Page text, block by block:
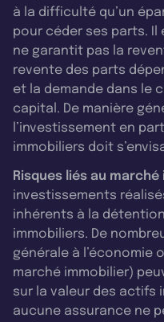
à la difficulté qu’un
pour céder ses parts. Il
ne garantit pas la
revente des parts
et la demande dans le
capital. De manière
l’investissement en
immobiliers doit
Risques liés au marché
investissements
inhérents à la
immobiliers. De
générale à l’économie
marché immobilier)
sur la valeur des actifs
aucune assurance ne